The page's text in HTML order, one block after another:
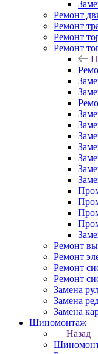
Ремонт
Ремонт
Ремонт
Ремонт
Ремонт
Ремонт
Ремонт
Ремонт
Замена
Замена
Замена
Шиномонтаж
Назад